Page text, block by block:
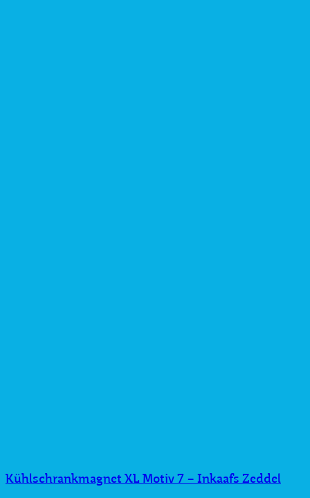
Kühlschrankmagnet XL Motiv 7 – Inkaafs Zeddel